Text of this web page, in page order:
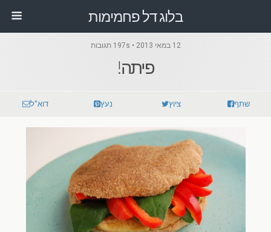
בלוג דל פחמימות
12 במאי 2013 • 197s תגובות
פיתה!
שתף ציוץ נעץ דוא"ל